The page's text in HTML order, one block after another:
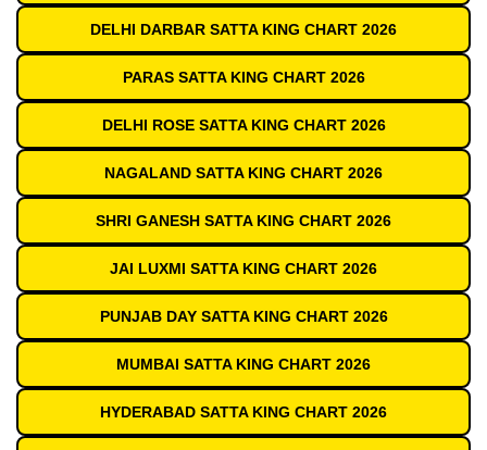
DELHI DARBAR SATTA KING CHART 2026
PARAS SATTA KING CHART 2026
DELHI ROSE SATTA KING CHART 2026
NAGALAND SATTA KING CHART 2026
SHRI GANESH SATTA KING CHART 2026
JAI LUXMI SATTA KING CHART 2026
PUNJAB DAY SATTA KING CHART 2026
MUMBAI SATTA KING CHART 2026
HYDERABAD SATTA KING CHART 2026